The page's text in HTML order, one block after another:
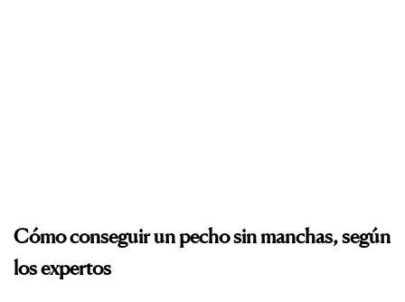
Cómo conseguir un pecho sin manchas, según
los expertos